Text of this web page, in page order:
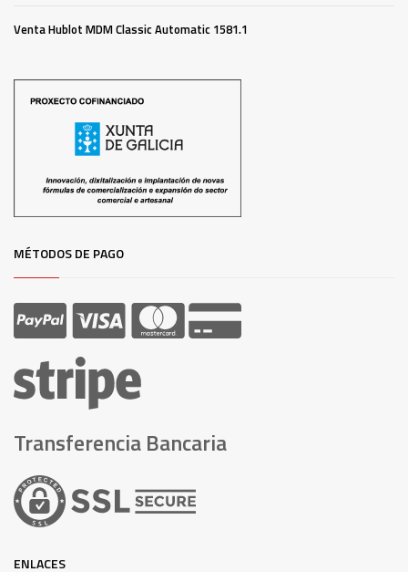
Venta Hublot MDM Classic Automatic 1581.1
MÉTODOS DE PAGO
Transferencia Bancaria
ENLACES